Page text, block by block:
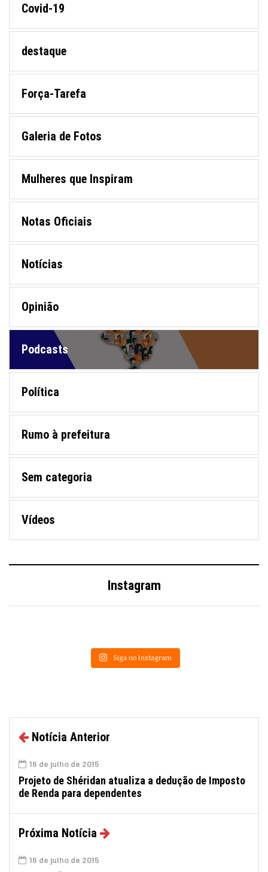
Covid-19
destaque
Força-Tarefa
Galeria de Fotos
Mulheres que Inspiram
Notas Oficiais
Notícias
Opinião
Podcasts
Política
Rumo à prefeitura
Sem categoria
Vídeos
Instagram
Siga no Instagram
Notícia Anterior
16 de julho de 2015
Projeto de Shéridan atualiza a dedução de Imposto
de Renda para dependentes
Próxima Notícia
16 de julho de 2015